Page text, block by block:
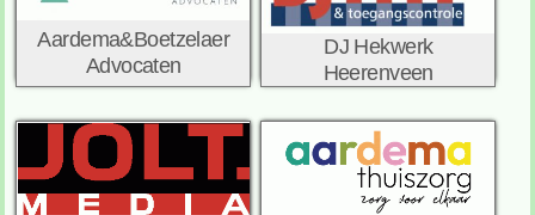
Aardema&Boetzelaer
Advocaten
DJ Hekwerk
Heerenveen